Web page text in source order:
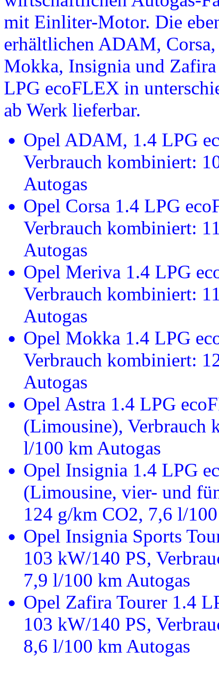
mit Einliter-Motor. Die
erhältlichen ADAM,
Mokka, Insignia und
LPG ecoFLEX in
ab Werk lieferbar.
Opel ADAM, 1.4 LPG
Verbrauch kombiniert:
Autogas
Opel Corsa 1.4 LPG
Verbrauch kombiniert:
Autogas
Opel Meriva 1.4 LPG
Verbrauch kombiniert:
Autogas
Opel Mokka 1.4 LPG
Verbrauch kombiniert:
Autogas
Opel Astra 1.4 LPG
(Limousine), Verbrauch
l/100 km Autogas
Opel Insignia 1.4 LPG
(Limousine, vier- und
124 g/km CO2, 7,6 l/
Opel Insignia Sports
103 kW/140 PS,
7,9 l/100 km Autogas
Opel Zafira Tourer 1.4
103 kW/140 PS,
8,6 l/100 km Autogas